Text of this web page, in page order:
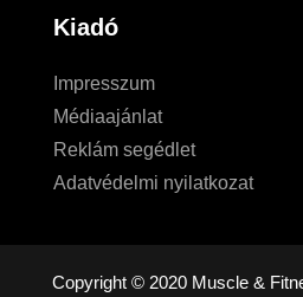
Kiadó
Impresszum
Médiaajánlat
Reklám segédlet
Adatvédelmi nyilatkozat
Copyright © 2020 Muscle &